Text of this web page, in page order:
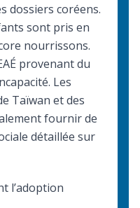
dossiers coréens.
sont pris en
nourrissons.
provenant du
Les
Taïwan et des
fournir de
détaillée sur
l’adoption